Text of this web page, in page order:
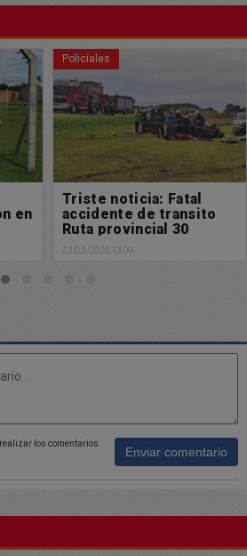
Policiales
Grave accidente de
transito en Ruta
Provincial 30
03/03/2026 12:30
los comentarios
Enviar comentario